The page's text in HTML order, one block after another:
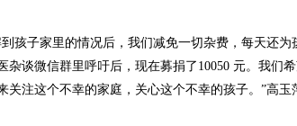
子家里的情况后，我们减免一切杂费，每天还为
杂谈微信群里呼吁后，现在募捐了10050 元。我们
关注这个不幸的家庭，关心这个不幸的孩子。”高玉